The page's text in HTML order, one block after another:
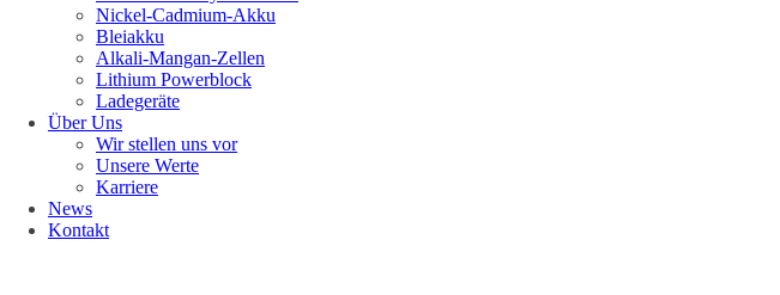
Nickel-Cadmium-Akku
Bleiakku
Alkali-Mangan-Zellen
Lithium Powerblock
Ladegeräte
Über Uns
Wir stellen uns vor
Unsere Werte
Karriere
News
Kontakt